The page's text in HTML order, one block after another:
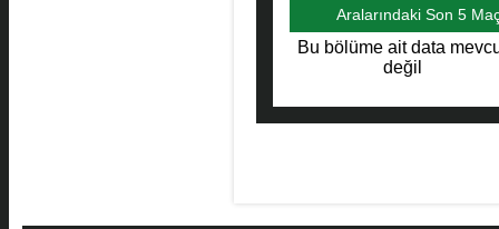
Aralarındaki Son 5
Bu bölüme ait data
değil